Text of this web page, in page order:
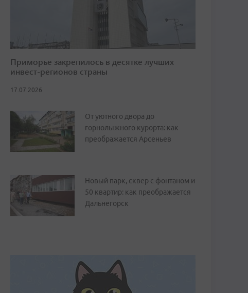
Приморье закрепилось в десятке лучших
инвест-регионов страны
17.07.2026
От уютного двора до
горнолыжного курорта: как
преображается Арсеньев
Новый парк, сквер с фонтаном и
50 квартир: как преображается
Дальнегорск